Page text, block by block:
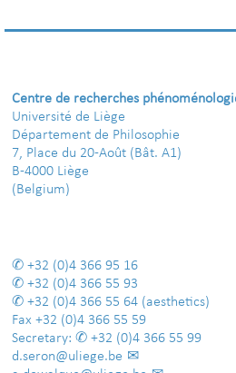
Centre de recherches
Université de Liège
Département de Philosophie
7, Place du 20-Août (Bât. A1)
B-4000 Liège
(Belgium)
+32 (0)4 366 95 16
+32 (0)4 366 55 93
+32 (0)4 366 55 64 (aesthetics)
Fax +32 (0)4 366 55 59
Secretary:
+32 (0)4 366 55 99
d.seron@uliege.be